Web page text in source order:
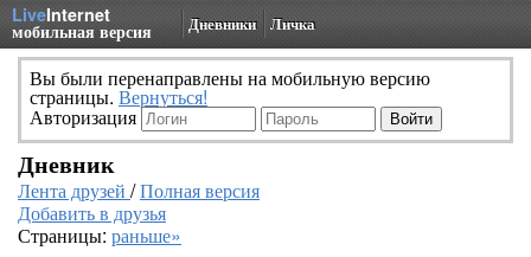
LiveInternet
мобильная версия Дневники Личка
Вы были перенаправлены на мобильную версию
страницы. Вернуться!
Авторизация
Дневник
Лента друзей /Полная версия
Добавить в друзья
Страницы: раньше»